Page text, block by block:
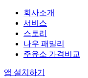
회사소개
서비스
스토리
나우 패밀리
주유소 가격비교
앱 설치하기